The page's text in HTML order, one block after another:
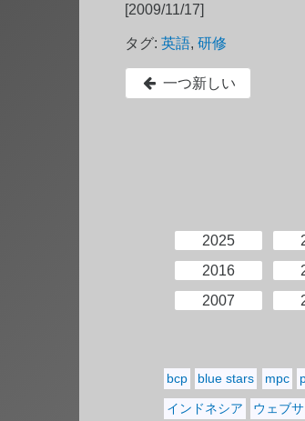
[2009/11/17]
タグ:英語,研修
一つ新しい
2025
2016
2007
bcp blue stars mpc
インドネシア ウェブ